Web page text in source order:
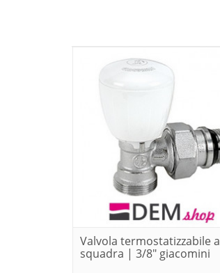
Valvola termostatizzabile a
squadra | 3/8" giacomini